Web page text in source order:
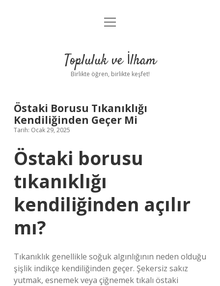
Anasayfa
Yasal Uyarı
menüyü
Topluluk ve İlham
Birlikte öğren, birlikte keşfet!
Östaki Borusu Tıkanıklığı
Kendiliğinden Geçer Mi
Tarih: Ocak 29, 2025
Östaki borusu
tıkanıklığı
kendiliğinden açılır
mı?
Tıkanıklık genellikle soğuk algınlığının neden olduğu
şişlik indikçe kendiliğinden geçer. Şekersiz sakız
yutmak, esnemek veya çiğnemek tıkalı östaki